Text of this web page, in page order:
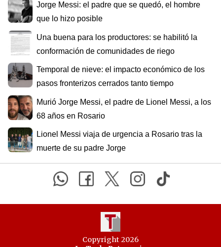
Jorge Messi: el padre que se quedó, el hombre
que lo hizo posible
Una buena para los productores: se habilitó la
conformación de comunidades de riego
Temporal de nieve: el impacto económico de los
pasos fronterizos cerrados tanto tiempo
Murió Jorge Messi, el padre de Lionel Messi, a los
68 años en Rosario
Lionel Messi viaja de urgencia a Rosario tras la
muerte de su padre Jorge
Copyright 2026